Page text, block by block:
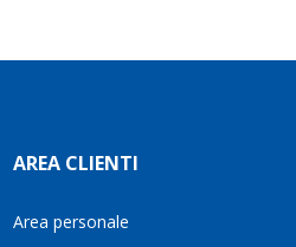
AREA CLIENTI
Area personale